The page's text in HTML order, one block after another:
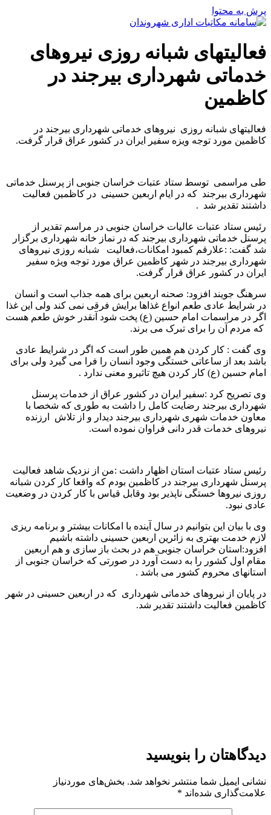
پرش به محتوا
فعالیتهای شبانه روزی نیروهای
خدماتی شهرداری بیرجند در
کاظمین
فعالیتهای شبانه روزی نیروهای خدماتی شهرداری بیرجند در
کاظمین مورد توجه ویزه سفیر ایران در کشور عراق قرار گرفت.
طی مراسمی توسط ستاد عتبات خراسان جنوبی از پرسنل خدماتی
شهرداری بیرجند که در ایام اربعین حسینی در کاظمین فعالیت
داشتند تقدیر شد .
رئیس ستاد عتبات عالیات خراسان جنوبی در مراسم تقدیر از
پرسنل خدماتی شهرداری بیرجند که در نماز خانه شهرداری برگزار
شد گفت: :علارقم کمبود امکانات،فعالیت شبانه روزی نیروهای
شهرداری بیرجند در شهر کاظمین عراق مورد توجه ویژه سفیر
ایران در کشور عراق قرار گرفت.
سرهنگ جویند افزود: صحنه اربعین برای همه جذاب است و انسان
در شرایط عادی طعم انواع غذاها برایش فرقی نمی کند ولی این غذا
اگر در مراسمات امام حسین (ع) پخت شود آنقدر خوش طعم هست
که مردم آن را برای تبرک می برند.
وی گفت : کار کردن هم همین طور است که اگر در شرایط عادی
باشد بعد از ساعاتی خستگی وجود انسان را فرا می گیرد ولی برای
امام حسین (ع) کار کردن هیچ تاثیرو معنی ندارد .
وی تصریح کرد :سفیر ایران در کشور عراق از خدمات پرسنل
شهرداری بیرجند رضایت کامل را داشت به طوری که شخصا با
معاون خدمات شهری شهرداری بیرجند دیدار و از تلاش ارزنده
نیروهای خدمات قدر دانی فراوان نموده است.
رئیس ستاد عتبات استان اظهار داشت :من از نزدیک شاهد فعالیت
پرسنل شهرداری بیرجند در کاظمین بودم که واقعا کار کردن شبانه
روزی نیروها خستگی ناپذیر بود وقابل قیاس با کار کردن در وضعیت
عادی نبود.
وی با بیان این بتوانیم در سال آینده با امکانات بیشتر و برنامه ریزی
لازم خدمت بهتری به زائرین اربعین حسینی داشته باشیم
افزود:استان خراسان جنوبی هم در بحث باز سازی و هم اربعین
مقام اول کشور را به دست آورد در صورتی که خراسان جنوبی از
استانهای محروم کشور می باشد .
در پایان از نیروهای خدماتی شهرداری که در اربعین حسینی در شهر
کاظمین فعالیت داشتند تقدیر شد.
دیدگاهتان را بنویسید
نشانی ایمیل شما منتشر نخواهد شد. بخش‌های موردنیاز
علامت‌گذاری شده‌اند *